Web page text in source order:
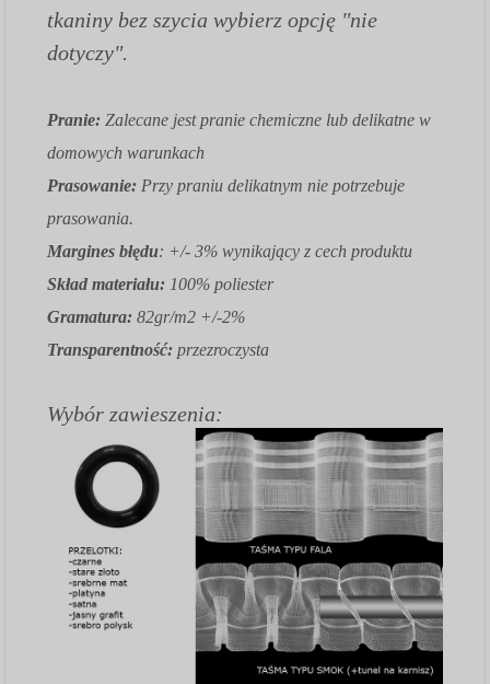
tkaniny bez szycia wybierz opcję "nie
dotyczy".
Pranie: Zalecane jest pranie chemiczne lub delikatne w
domowych warunkach
Prasowanie: Przy praniu delikatnym nie potrzebuje
prasowania.
Margines błędu: +/- 3% wynikający z cech produktu
Skład materiału: 100% poliester
Gramatura: 82gr/m2 +/-2%
Transparentność: przezroczysta
Wybór zawieszenia: